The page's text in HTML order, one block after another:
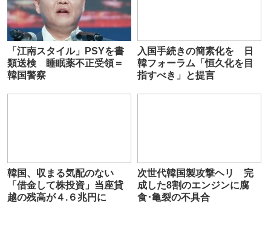
「江南スタイル」PSYを書
類送検 睡眠薬不正受領＝
韓国警察
入国手続きの簡素化を 日
韓フォーラム「恒久化を目
指すべき」と提言
韓国、収まる気配のない
「借金して株投資」当座貸
越の残高が４.６兆円に
次世代韓国製攻撃ヘリ 完
成した8割のエンジンに腐
食･亀裂の不具合